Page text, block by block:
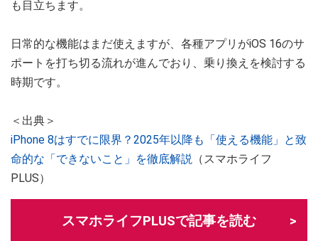
も目立ちます。
日常的な機能はまだ使えますが、各種アプリがiOS 16のサ
ポートを打ち切る流れが進んでおり、乗り換えを検討する
時期です。
＜出典＞
iPhone 8はすでに限界？2025年以降も「使える機能」と致
命的な「できないこと」を徹底解説 （スマホライフ
PLUS）
スマホライフPLUSで記事を読む